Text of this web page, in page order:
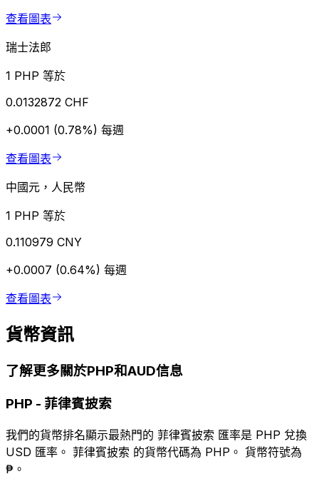
查看圖表
瑞士法郎
1 PHP 等於
0.0132872 CHF
+0.0001 (0.78%) 每週
查看圖表
中國元，人民幣
1 PHP 等於
0.110979 CNY
+0.0007 (0.64%) 每週
查看圖表
貨幣資訊
了解更多關於PHP和AUD信息
PHP - 菲律賓披索
我們的貨幣排名顯示最熱門的 菲律賓披索 匯率是 PHP 兌換
USD 匯率。 菲律賓披索 的貨幣代碼為 PHP。 貨幣符號為
₱。